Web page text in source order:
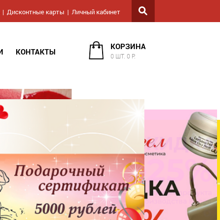
Дисконтные карты Личный кабинет
КОНТАКТЫ
КОРЗИНА
0 ШТ. 0 Р.